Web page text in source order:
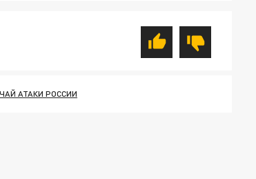
АТАКИ РОССИИ